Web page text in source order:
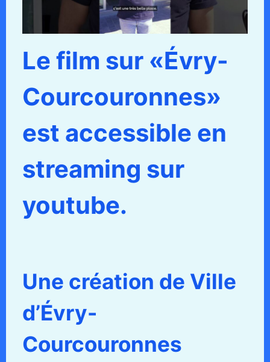
Le film sur «Évry-
Courcouronnes»
est accessible en
streaming sur
youtube.
Une création de Ville
d’Évry-
Courcouronnes